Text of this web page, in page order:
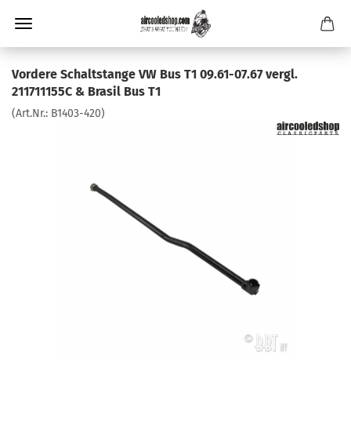
Vordere Schaltstange VW Bus T1 09.61-07.67 vergl.
211711155C & Brasil Bus T1
(Art.Nr.: B1403-420)